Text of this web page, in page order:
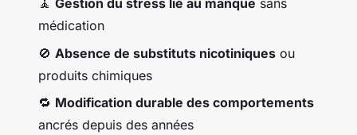
🧘 Gestion du stress lié au manque sans
médication
🚫 Absence de substituts nicotiniques ou
produits chimiques
🔁 Modification durable des comportements
ancrés depuis des années